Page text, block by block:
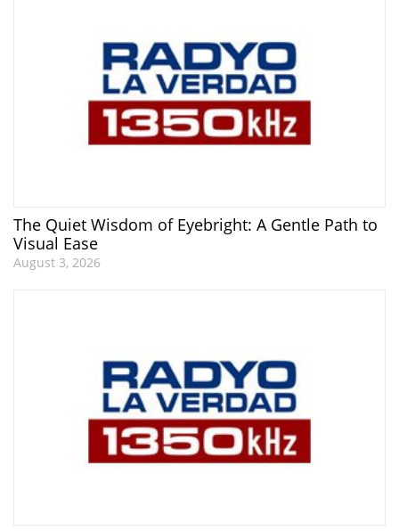
The Quiet Wisdom of Eyebright: A Gentle Path to
Visual Ease
August 3, 2026